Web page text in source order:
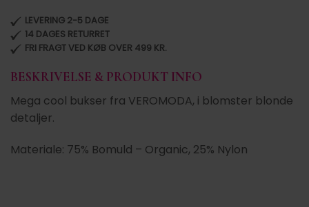
LEVERING 2-5 DAGE
14 DAGES RETURRET
FRI FRAGT VED KØB OVER 499 KR.
BESKRIVELSE & PRODUKT INFO
Mega cool bukser fra VEROMODA, i blomster blonde
detaljer.
Materiale: 75% Bomuld – Organic, 25% Nylon